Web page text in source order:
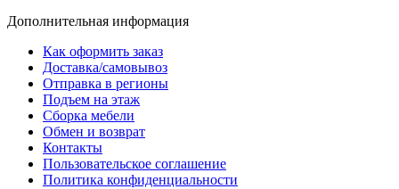
Дополнительная информация
Как оформить заказ
Доставка/самовывоз
Отправка в регионы
Подъем на этаж
Сборка мебели
Обмен и возврат
Контакты
Пользовательское соглашение
Политика конфиденциальности